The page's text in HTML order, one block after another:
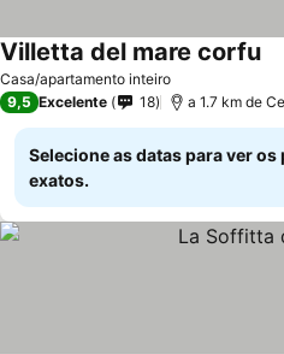
Casa/apartamento inteiro
Villetta del mare corfu
9,5 Excelente 18 a 1.7 km de
Selecione as datas para ver os
exatos.